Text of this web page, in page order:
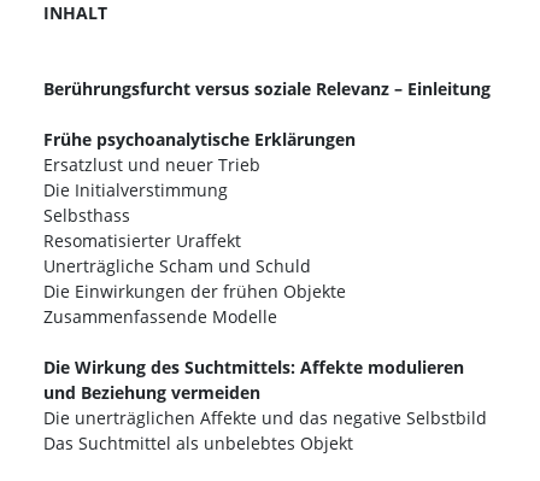
INHALT
Berührungsfurcht versus soziale Relevanz – Einleitung
Frühe psychoanalytische Erklärungen
Ersatzlust und neuer Trieb
Die Initialverstimmung
Selbsthass
Resomatisierter Uraffekt
Unerträgliche Scham und Schuld
Die Einwirkungen der frühen Objekte
Zusammenfassende Modelle
Die Wirkung des Suchtmittels: Affekte modulieren
und Beziehung vermeiden
Die unerträglichen Affekte und das negative Selbstbild
Das Suchtmittel als unbelebtes Objekt